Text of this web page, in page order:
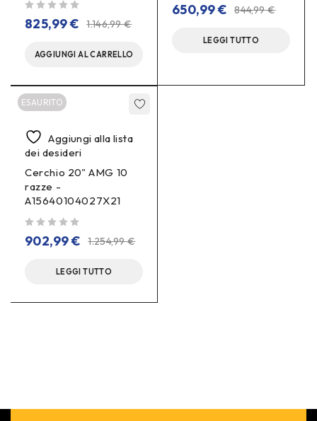
1.146,99€
825,99€
AGGIUNGI AL CARRELLO
844,99€
650,99€
LEGGI TUTTO
ESAURITO
Aggiungi alla lista
dei desideri
Cerchio 20" AMG 10
razze -
A15640104027X21
1.254,99€
902,99€
LEGGI TUTTO